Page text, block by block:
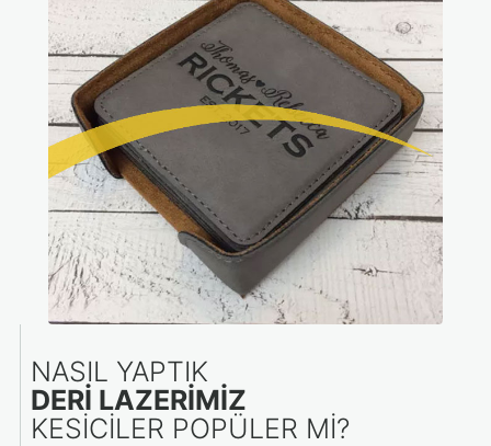
NASIL YAPTIK
DERI LAZERIMIZ
KESICILER POPÜLER MI?